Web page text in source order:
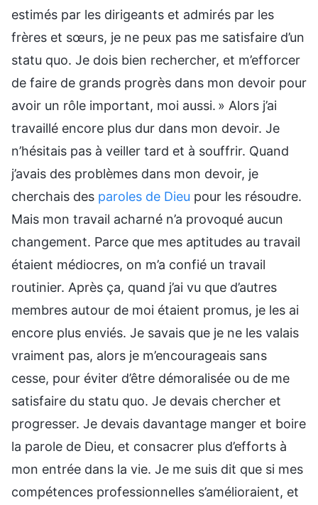
estimés par les dirigeants et admirés par les
frères et sœurs, je ne peux pas me satisfaire d’un
statu quo. Je dois bien rechercher, et m’efforcer
de faire de grands progrès dans mon devoir pour
avoir un rôle important, moi aussi. » Alors j’ai
travaillé encore plus dur dans mon devoir. Je
n’hésitais pas à veiller tard et à souffrir. Quand
j’avais des problèmes dans mon devoir, je
cherchais des paroles de Dieu pour les résoudre.
Mais mon travail acharné n’a provoqué aucun
changement. Parce que mes aptitudes au travail
étaient médiocres, on m’a confié un travail
routinier. Après ça, quand j’ai vu que d’autres
membres autour de moi étaient promus, je les ai
encore plus enviés. Je savais que je ne les valais
vraiment pas, alors je m’encourageais sans
cesse, pour éviter d’être démoralisée ou de me
satisfaire du statu quo. Je devais chercher et
progresser. Je devais davantage manger et boire
la parole de Dieu, et consacrer plus d’efforts à
mon entrée dans la vie. Je me suis dit que si mes
compétences professionnelles s’amélioraient, et